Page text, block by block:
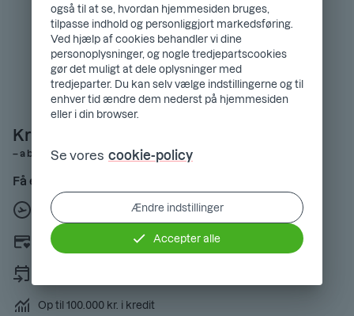
Kreditkort fra Bank Norwegian
– a branch of NOBA Bank Group
Få en halv procent tilbage
CashPoints eller cashback på køb
Intet årsgebyr
Op til 100.000 kr. i kredit
også til at se, hvordan hjemmesiden bruges,
tilpasse indhold og personliggjort markedsføring.
Ved hjælp af cookies behandler vi dine
personoplysninger, og nogle tredjepartscookies
gør det muligt at dele oplysninger med
tredjeparter. Du kan selv vælge indstillingerne og til
enhver tid ændre dem nederst på hjemmesiden
eller i din browser.
Se vores cookie-policy
Ændre indstillinger
Accepter alle